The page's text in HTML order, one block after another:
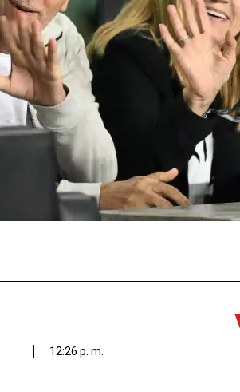
12:26 p. m.